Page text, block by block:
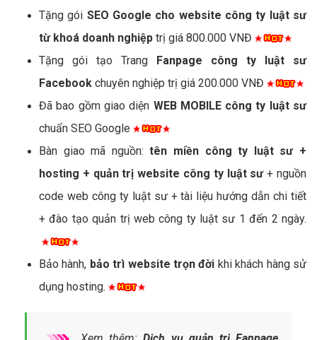
Tặng gói SEO Google cho website công ty luật sư
từ khoá doanh nghiệp trị giá 800.000 VNĐ
Tặng gói tạo Trang Fanpage công ty luật sư
Facebook chuyên nghiệp trị giá 200.000 VNĐ
Đã bao gồm giao diện WEB MOBILE công ty luật sư
chuẩn SEO Google
Bàn giao mã nguồn:tên miền công ty luật sư +
hosting + quản trị website công ty luật sư+ nguồn
code web công ty luật sư + tài liệu hướng dẫn chi tiết
+ đào tạo quản trị web công ty luật sư 1 đến 2 ngày.
Bảo hành, bảo trì website trọn đời khi khách hàng sử
dụng hosting.